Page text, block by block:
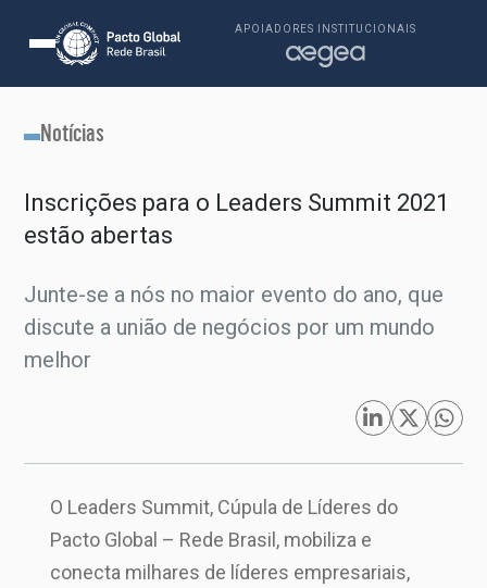
APOIADORES INSTITUCIONAIS
Notícias
Inscrições para o Leaders Summit 2021
estão abertas
Junte-se a nós no maior evento do ano, que
discute a união de negócios por um mundo
melhor
O Leaders Summit, Cúpula de Líderes do
Pacto Global – Rede Brasil, mobiliza e
conecta milhares de líderes empresariais,